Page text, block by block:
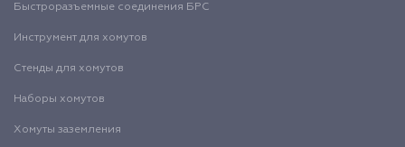
Быстроразъемные соединения БРС
Инструмент для хомутов
Стенды для хомутов
Наборы хомутов
Хомуты заземления